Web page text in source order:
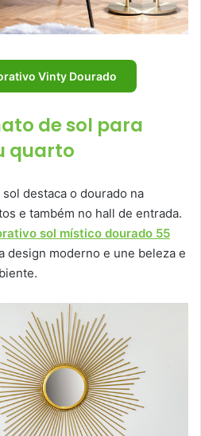
Vinty Dourado
de sol para
quarto
destaca o dourado na
e também no hall de entrada.
sol místico dourado 55
design moderno e une beleza e